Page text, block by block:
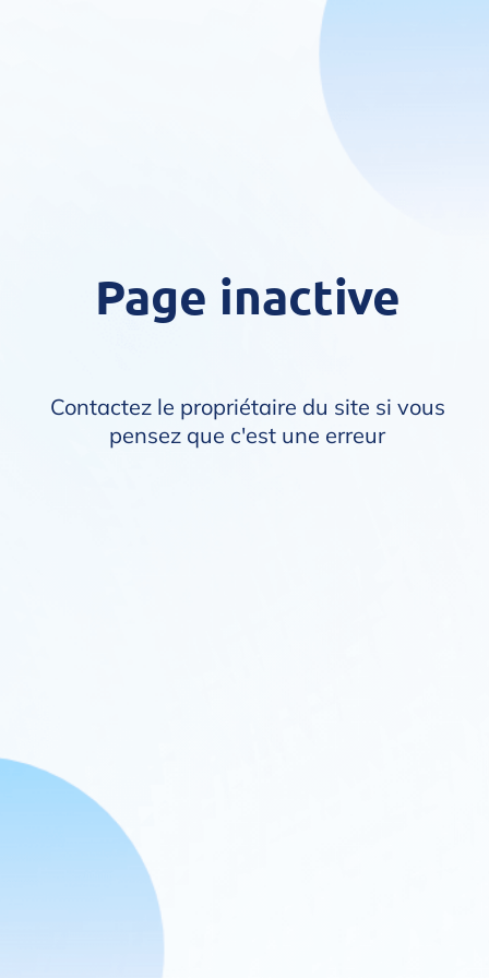
Page inactive
Contactez le propriétaire du site si vous
pensez que c'est une erreur